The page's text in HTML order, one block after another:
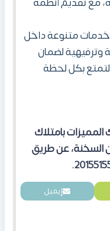
خدمات متنوعة داخل
وترفيهية لضمان
بكل لحظة
بامتلاك
السخنة، عن طريق
إيميل